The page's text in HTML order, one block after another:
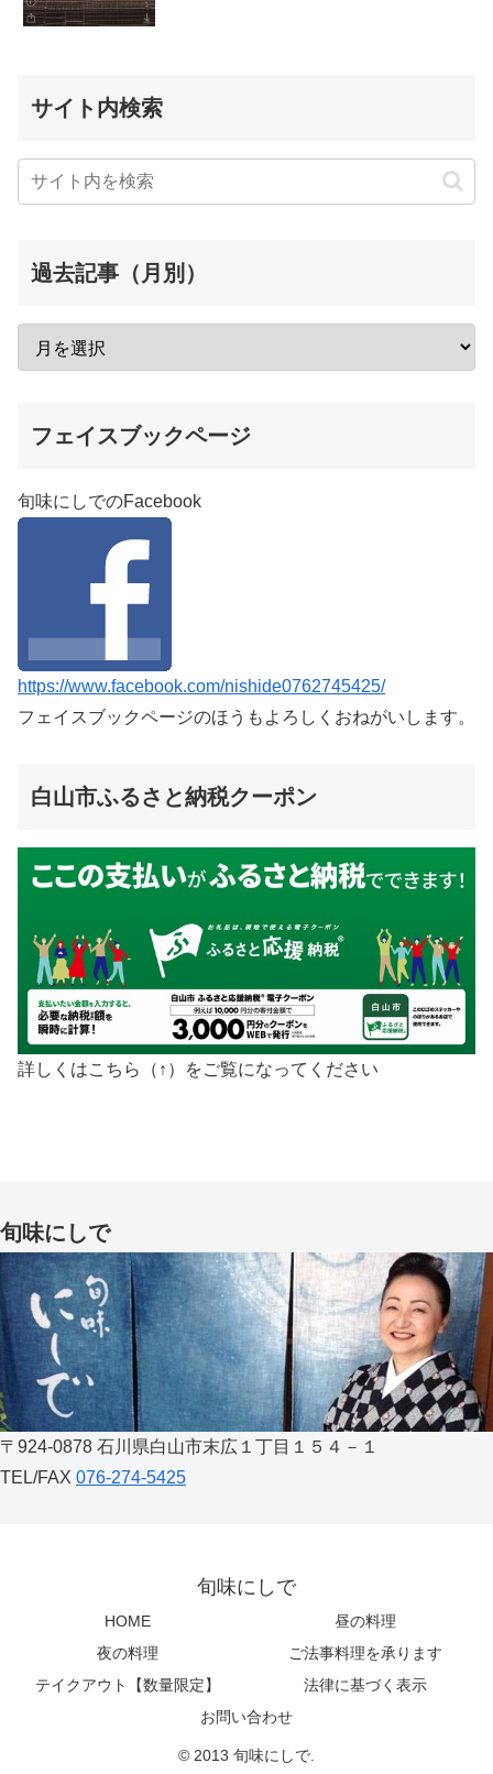
サイト内検索
過去記事（月別）
フェイスブックページ
旬味にしでのFacebook
https://www.facebook.com/nishide0762745425/
フェイスブックページのほうもよろしくおねがいします。
白山市ふるさと納税クーポン
詳しくはこちら（↑）をご覧になってください
旬味にしで
〒924-0878 石川県白山市末広１丁目１５４－１
TEL/FAX 076-274-5425
旬味にしで
HOME
昼の料理
夜の料理
ご法事料理を承ります
テイクアウト【数量限定】
法律に基づく表示
お問い合わせ
© 2013 旬味にしで.